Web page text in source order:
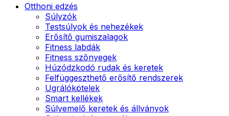
Otthoni edzés
Súlyzók
Testsúlyok és nehezékek
Erősítő gumiszalagok
Fitness labdák
Fitness szőnyegek
Húzódzkodó rudak és keretek
Felfüggeszthető erősítő rendszerek
Ugrálókötelek
Smart kellékek
Súlyemelő keretek és állványok